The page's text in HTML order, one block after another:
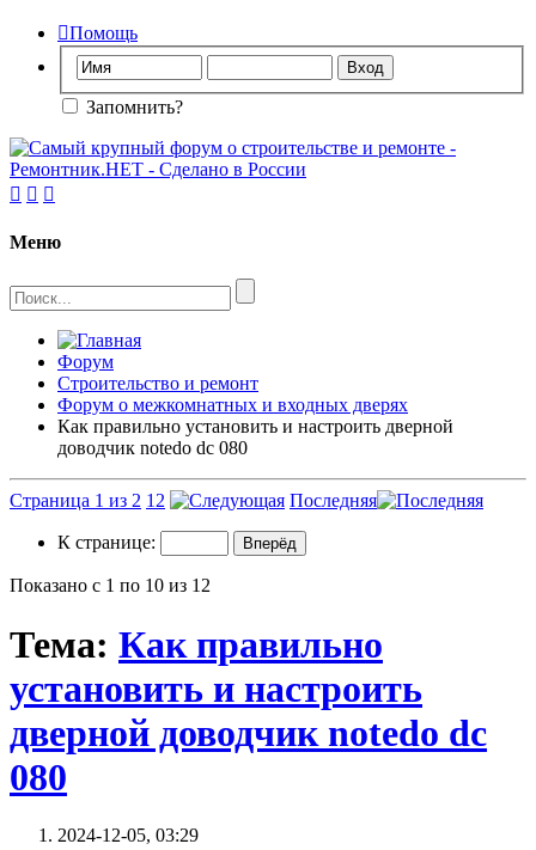
Помощь
Запомнить?
  
Меню
Форум
Строительство и ремонт
Форум о межкомнатных и входных дверях
Как правильно установить и настроить дверной
доводчик notedo dc 080
Страница 1 из 2 1 2 Последняя
К странице:
Показано с 1 по 10 из 12
Тема: Как правильно
установить и настроить
дверной доводчик notedo dc
080
2024-12-05, 03:29